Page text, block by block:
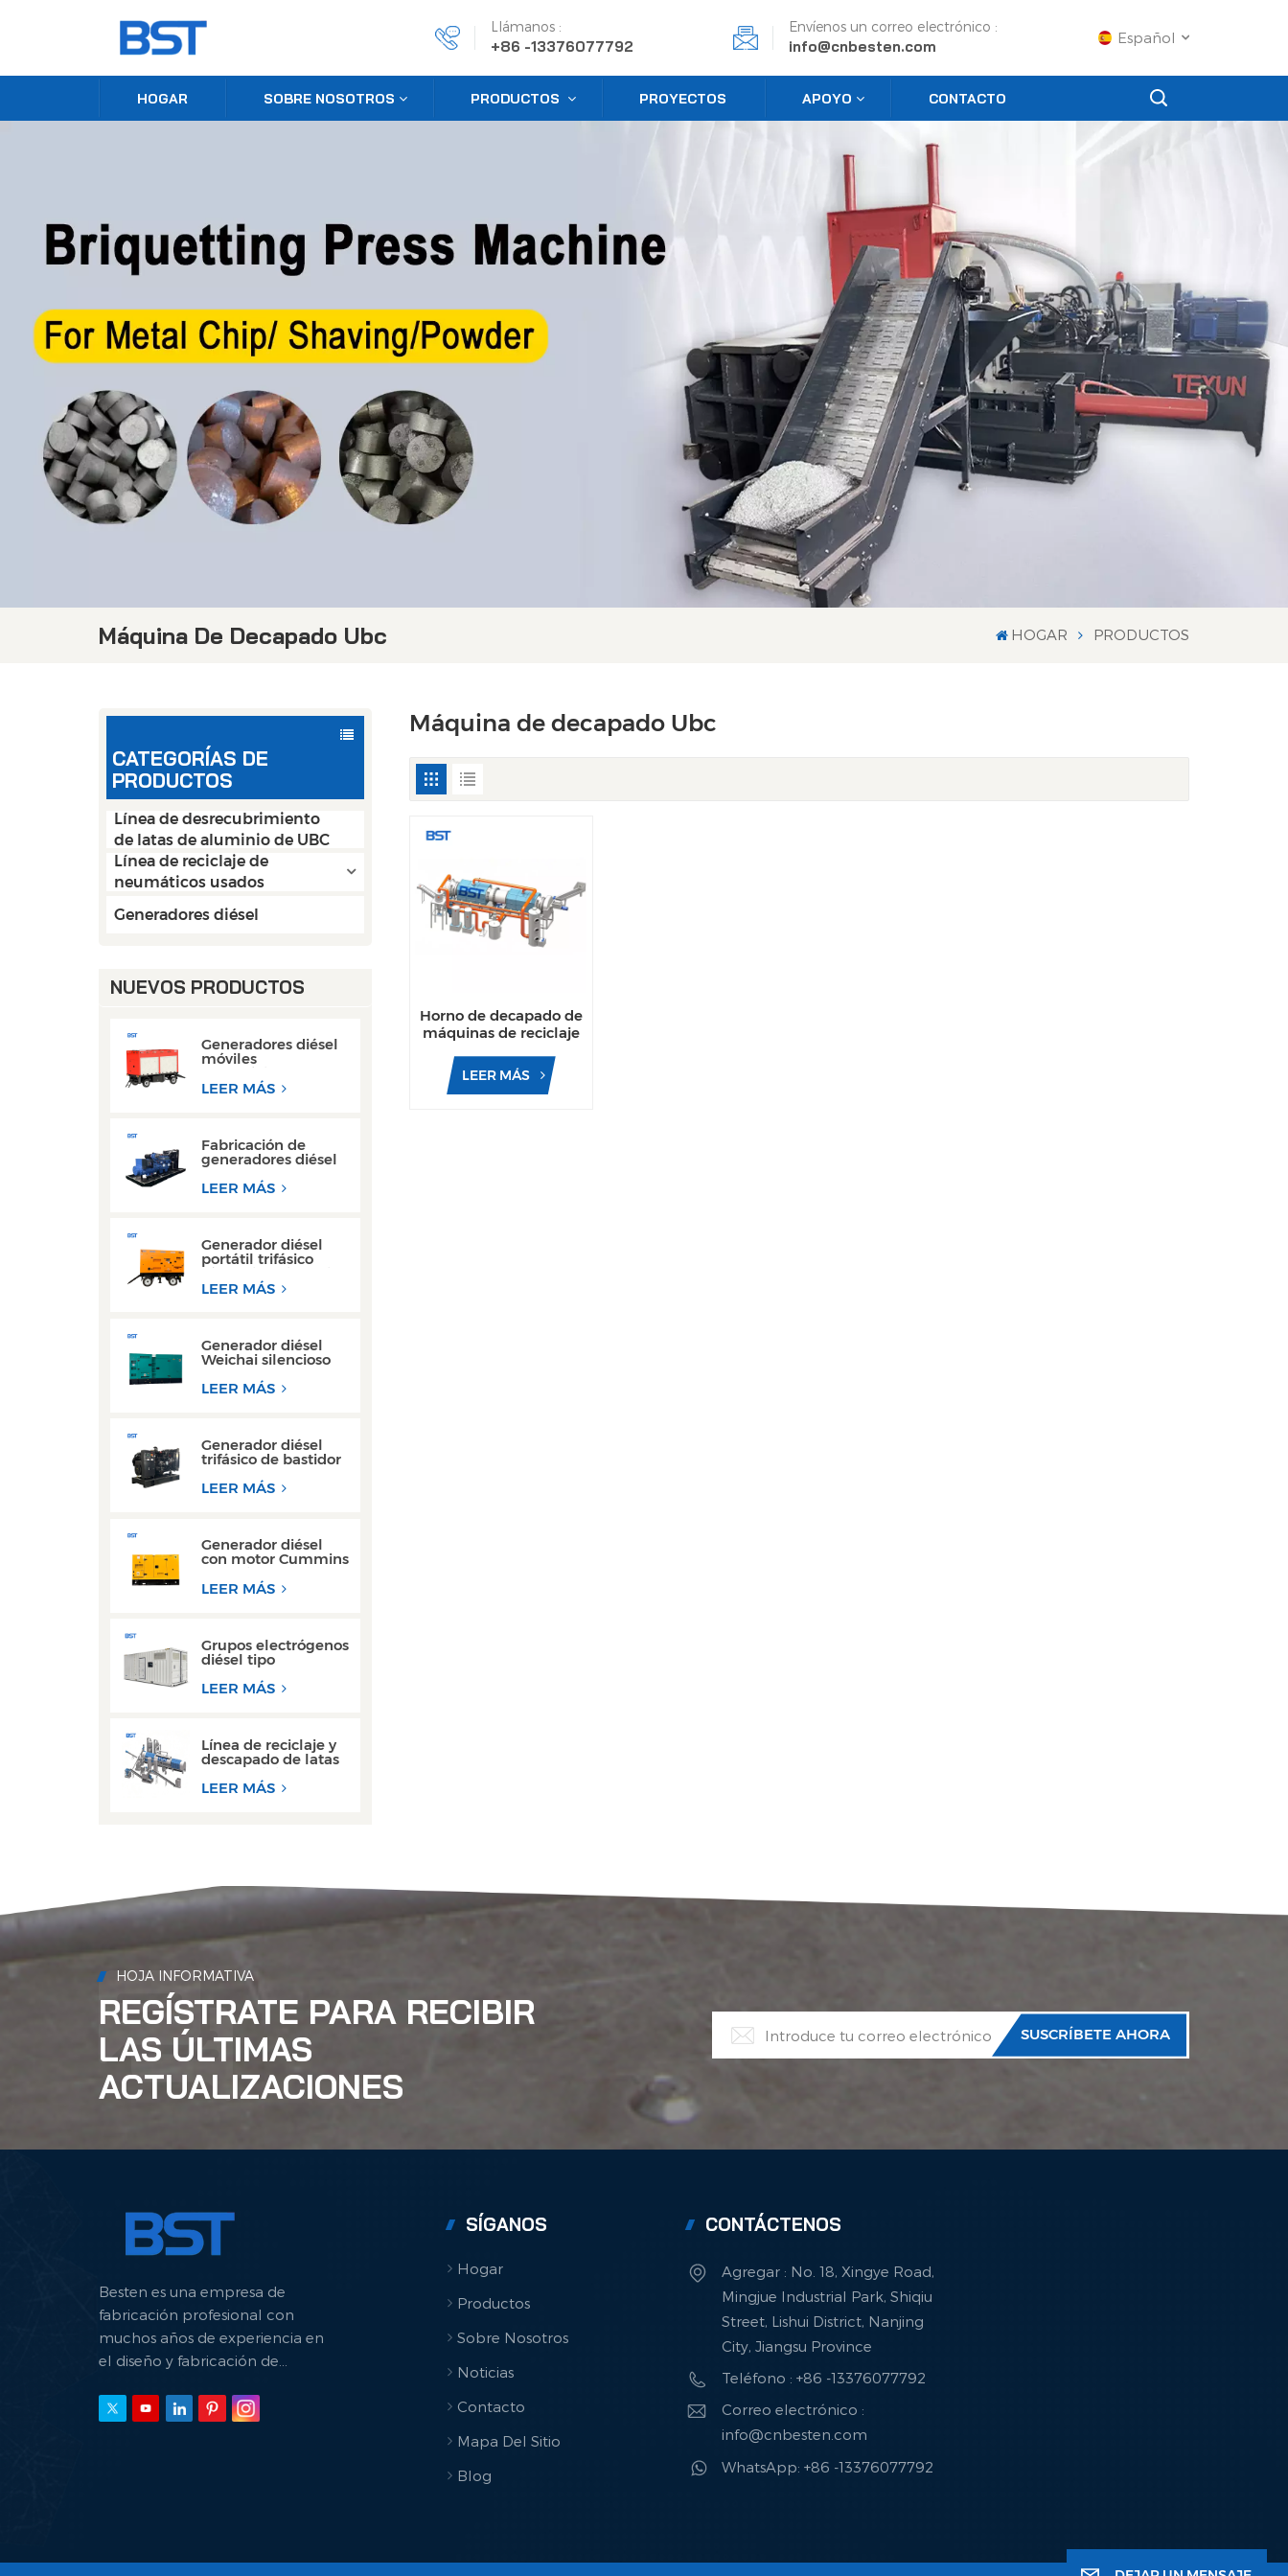
Llámanos :
+86 -13376077792
Envíenos un correo electrónico :
info@cnbesten.com
Español
English
Español
Português
عربي
日语
HOGAR SOBRE NOSOTROS PRODUCTOS PROYECTOS APOYO CONTACTO
Máquina De Decapado Ubc HOGAR PRODUCTOS
CATEGORÍAS DE
PRODUCTOS
Línea de desrecubrimiento
de latas de aluminio de UBC
Línea de reciclaje de
neumáticos usados
Generadores diésel
NUEVOS PRODUCTOS
Generadores diésel
móviles
monofásicos con
motor Cummins
LEER MÁS
Fabricación de
generadores diésel
Weichai de 300 kW
con motor de
LEER MÁS
Generador diésel
portátil trifásico
súper silencioso, tipo
remolque, de 200
LEER MÁS
Generador diésel
Weichai silencioso
150 kVA y 200 kVA,
LEER MÁS
Generador diésel
trifásico de bastidor
rendimiento con
LEER MÁS
Generador diésel
con motor Cummins
silencioso de 100
LEER MÁS
Grupos electrógenos
diésel tipo
contenedor de 300
kW y 350 kVA, los
LEER MÁS
Línea de reciclaje y
descapado de latas
de aluminio de
desecho de alto
LEER MÁS
Máquina de decapado Ubc
Horno de decapado de
máquinas de reciclaje
tecnología para el
reciclaje de chatarra.
LEER MÁS
HOJA INFORMATIVA
REGÍSTRATE PARA RECIBIR
LAS ÚLTIMAS
ACTUALIZACIONES
Besten es una empresa de
fabricación profesional con
muchos años de experiencia en
el diseño y fabricación de
SÍGANOS
Hogar
Productos
Sobre Nosotros
Noticias
Contacto
Mapa Del Sitio
Blog
CONTÁCTENOS
Agregar : No. 18, Xingye Road,
Mingjue Industrial Park, Shiqiu
Street, Lishui District, Nanjing
City, Jiangsu Province
Teléfono : +86 -13376077792
Correo electrónico :
info@cnbesten.com
WhatsApp: +86 -13376077792